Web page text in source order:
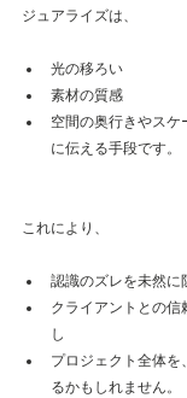
ジュアライズは、
光の移ろい
素材の質感
空間の奥行きやスケ
に伝える手段です。
これにより、
認識のズレを未然に
クライアントとの信
し
プロジェクト全体
るかもしれません。